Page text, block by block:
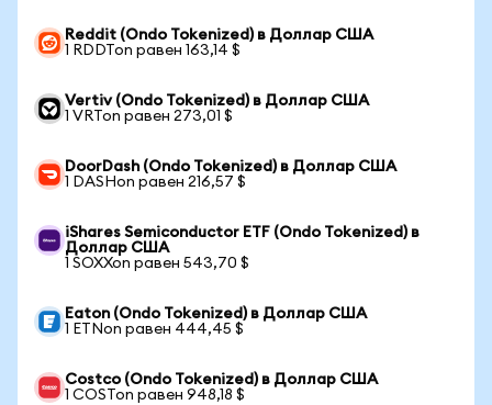
Reddit (Ondo Tokenized) в Доллар США
1 RDDTon равен 163,14 $
Vertiv (Ondo Tokenized) в Доллар США
1 VRTon равен 273,01 $
DoorDash (Ondo Tokenized) в Доллар США
1 DASHon равен 216,57 $
iShares Semiconductor ETF (Ondo Tokenized) в
Доллар США
1 SOXXon равен 543,70 $
Eaton (Ondo Tokenized) в Доллар США
1 ETNon равен 444,45 $
Costco (Ondo Tokenized) в Доллар США
1 COSTon равен 948,18 $